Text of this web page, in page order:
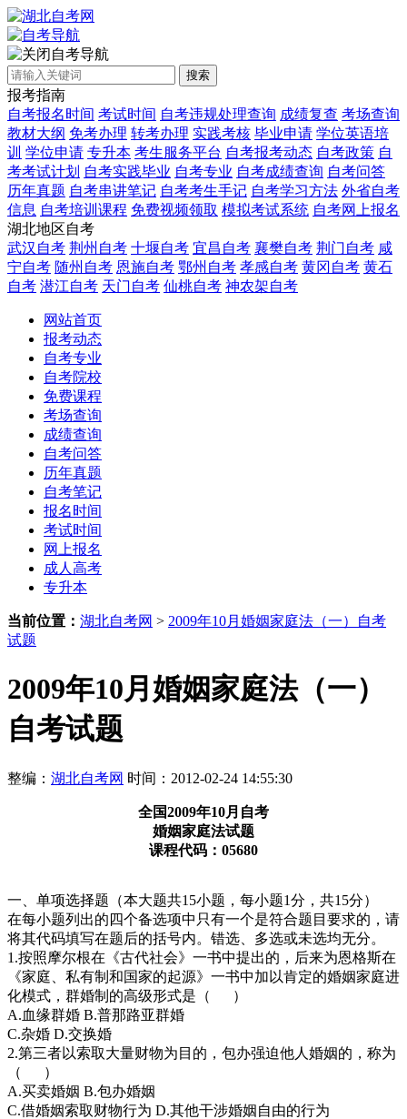
自考导航
搜索
报考指南
自考报名时间 考试时间 自考违规处理查询 成绩复查 考场查询
教材大纲 免考办理 转考办理 实践考核 毕业申请 学位英语培
训 学位申请 专升本 考生服务平台 自考报考动态 自考政策 自
考考试计划 自考实践毕业 自考专业 自考成绩查询 自考问答
历年真题 自考串讲笔记 自考考生手记 自考学习方法 外省自考
信息 自考培训课程 免费视频领取 模拟考试系统 自考网上报名
湖北地区自考
武汉自考 荆州自考 十堰自考 宜昌自考 襄樊自考 荆门自考 咸
宁自考 随州自考 恩施自考 鄂州自考 孝感自考 黄冈自考 黄石
自考 潜江自考 天门自考 仙桃自考 神农架自考
网站首页
报考动态
自考专业
自考院校
免费课程
考场查询
成绩查询
自考问答
历年真题
自考笔记
报名时间
考试时间
网上报名
成人高考
专升本
当前位置： 湖北自考网 > 2009年10月婚姻家庭法（一）自考
试题
2009年10月婚姻家庭法（一）
自考试题
整编： 湖北自考网 时间：2012-02-24 14:55:30
全国2009年10月自考
婚姻家庭法试题
课程代码：05680
一、单项选择题（本大题共15小题，每小题1分，共15分）
在每小题列出的四个备选项中只有一个是符合题目要求的，请
将其代码填写在题后的括号内。错选、多选或未选均无分。
1.按照摩尔根在《古代社会》一书中提出的，后来为恩格斯在
《家庭、私有制和国家的起源》一书中加以肯定的婚姻家庭进
化模式，群婚制的高级形式是（ ）
A.血缘群婚 B.普那路亚群婚
C.杂婚 D.交换婚
2.第三者以索取大量财物为目的，包办强迫他人婚姻的，称为
（ ）
A.买卖婚姻 B.包办婚姻
C.借婚姻索取财物行为 D.其他干涉婚姻自由的行为